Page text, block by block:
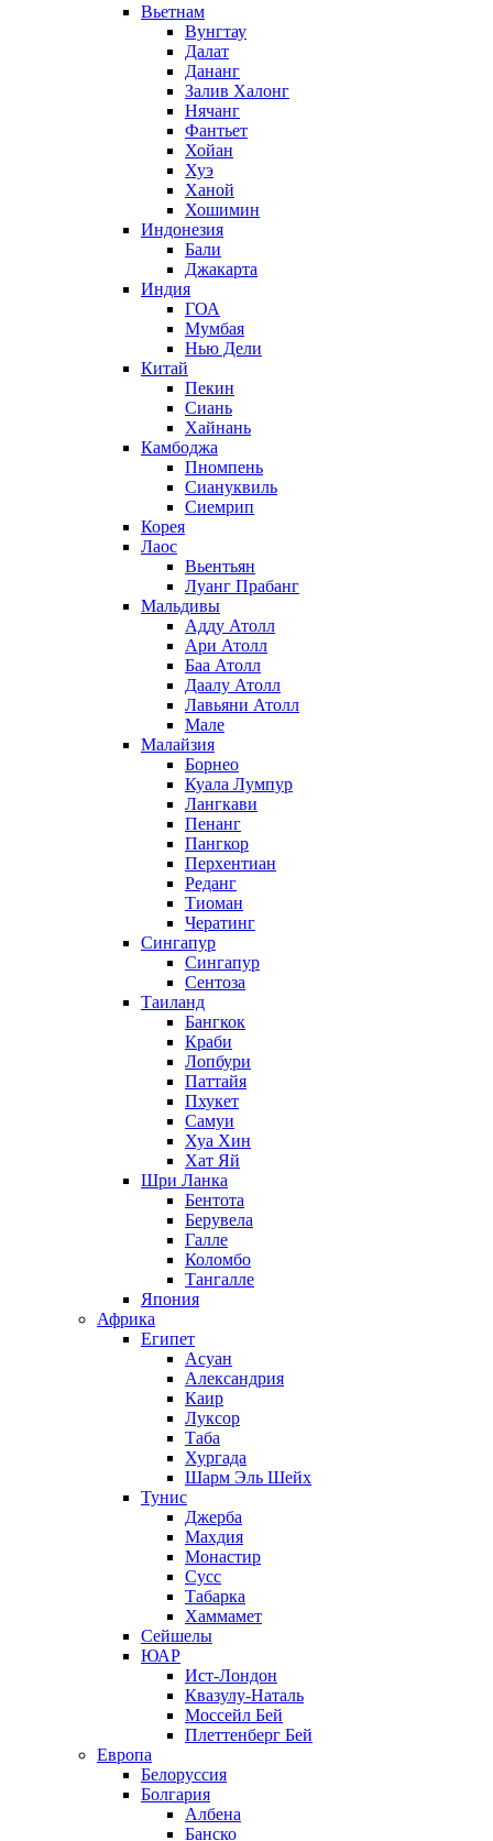
Вьетнам
Вунгтау
Далат
Дананг
Залив Халонг
Нячанг
Фантьет
Хойан
Хуэ
Ханой
Хошимин
Индонезия
Бали
Джакарта
Индия
ГОА
Мумбая
Нью Дели
Китай
Пекин
Сиань
Хайнань
Камбоджа
Пномпень
Сиануквиль
Сиемрип
Корея
Лаос
Вьентьян
Луанг Прабанг
Мальдивы
Адду Атолл
Ари Атолл
Баа Атолл
Даалу Атолл
Лавьяни Атолл
Мале
Малайзия
Борнео
Куала Лумпур
Лангкави
Пенанг
Пангкор
Перхентиан
Реданг
Тиоман
Чератинг
Сингапур
Сингапур
Сентоза
Таиланд
Бангкок
Краби
Лопбури
Паттайя
Пхукет
Самуи
Хуа Хин
Хат Яй
Шри Ланка
Бентота
Берувела
Галле
Коломбо
Тангалле
Япония
Африка
Египет
Асуан
Александрия
Каир
Луксор
Таба
Хургада
Шарм Эль Шейх
Тунис
Джерба
Махдия
Монастир
Сусс
Табарка
Хаммамет
Сейшелы
ЮАР
Ист-Лондон
Квазулу-Наталь
Моссейл Бей
Плеттенберг Бей
Европа
Белоруссия
Болгария
Албена
Банско